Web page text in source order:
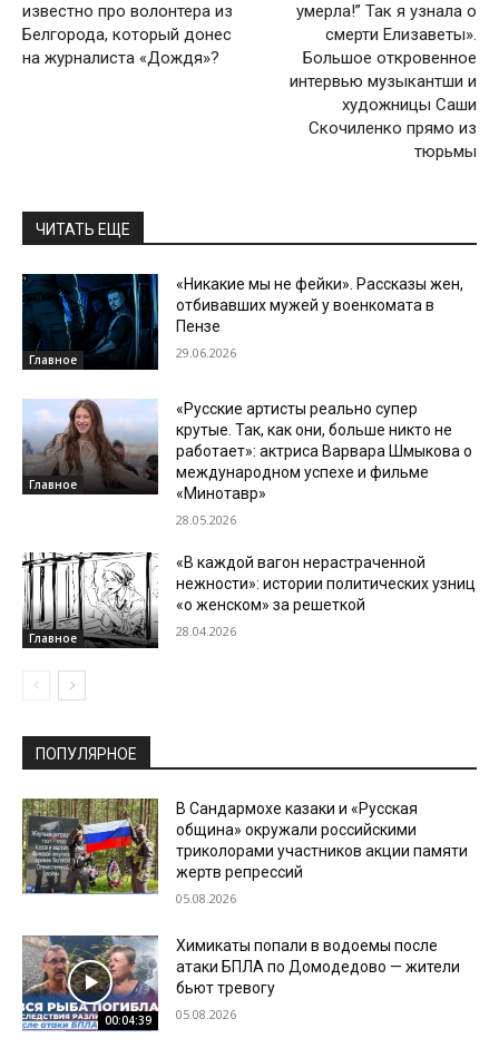
известно про волонтера из
Белгорода, который донес
на журналиста «Дождя»?
умерла!” Так я узнала о
смерти Елизаветы».
Большое откровенное
интервью музыкантши и
художницы Саши
Скочиленко прямо из
тюрьмы
ЧИТАТЬ ЕЩЕ
Главное
«Никакие мы не фейки». Рассказы жен,
отбивавших мужей у военкомата в
Пензе
29.06.2026
Главное
«Русские артисты реально супер
крутые. Так, как они, больше никто не
работает»: актриса Варвара Шмыкова о
международном успехе и фильме
«Минотавр»
28.05.2026
Главное
«В каждой вагон нерастраченной
нежности»: истории политических узниц
«о женском» за решеткой
28.04.2026
ПОПУЛЯРНОЕ
В Сандармохе казаки и «Русская
община» окружали российскими
триколорами участников акции памяти
жертв репрессий
05.08.2026
00:04:39
Химикаты попали в водоемы после
атаки БПЛА по Домодедово — жители
бьют тревогу
05.08.2026